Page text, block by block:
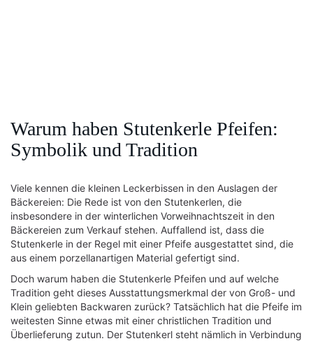
Warum haben Stutenkerle Pfeifen:
Symbolik und Tradition
Viele kennen die kleinen Leckerbissen in den Auslagen der
Bäckereien: Die Rede ist von den Stutenkerlen, die
insbesondere in der winterlichen Vorweihnachtszeit in den
Bäckereien zum Verkauf stehen. Auffallend ist, dass die
Stutenkerle in der Regel mit einer Pfeife ausgestattet sind, die
aus einem porzellanartigen Material gefertigt sind.
Doch warum haben die Stutenkerle Pfeifen und auf welche
Tradition geht dieses Ausstattungsmerkmal der von Groß- und
Klein geliebten Backwaren zurück? Tatsächlich hat die Pfeife im
weitesten Sinne etwas mit einer christlichen Tradition und
Überlieferung zutun. Der Stutenkerl steht nämlich in Verbindung